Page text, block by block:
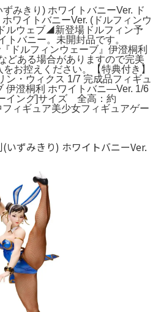
みきり) ホワイトバニーVer. ド
ワイトバニーVer. (ドルフィンウ
ルウェブ◢新登場ドルフィン予
トバニー。未開封品です。
ドルフィンウェーブ』伊澄桐利
どある場合がありますので完美
お控えください。【特典付き】
ン・ウィクス 1/7 完成品フィギュ
伊澄桐利 ホワイトバニ―Ver. 1/6
イング]サイズ 全高：約
ィギュア美少女フィギュアゲー